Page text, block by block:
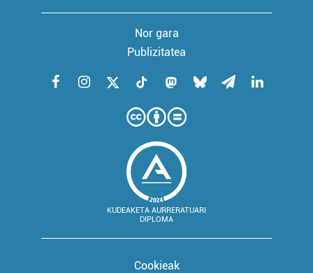
Nor gara
Publizitatea
KUDEAKETA AURRERATUARI
DIPLOMA
Cookieak